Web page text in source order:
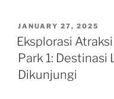
POSTED
ON
JANUARY 27, 2025
Eksplorasi
Park 1: Destinasi
Dikunjungi